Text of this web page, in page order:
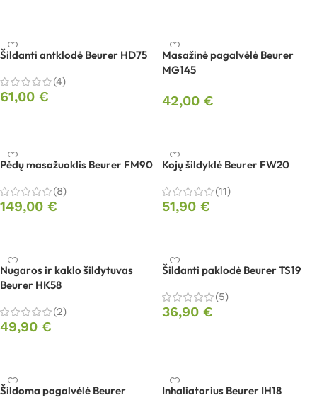
Šildanti antklodė Beurer HD75
(4)
61,00 €
Masažinė pagalvėlė Beurer
MG145
42,00 €
Pėdų masažuoklis Beurer FM90
(8)
149,00 €
Kojų šildyklė Beurer FW20
(11)
51,90 €
Nugaros ir kaklo šildytuvas
Beurer HK58
(2)
49,90 €
Šildanti paklodė Beurer TS19
(5)
36,90 €
Šildoma pagalvėlė Beurer
Inhaliatorius Beurer IH18